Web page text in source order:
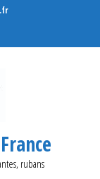
rubans